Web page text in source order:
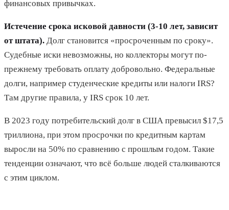
финансовых привычках.
Истечение срока исковой давности (3-10 лет, зависит
от штата). Долг становится «просроченным по сроку».
Судебные иски невозможны, но коллекторы могут по-
прежнему требовать оплату добровольно. Федеральные
долги, например студенческие кредиты или налоги IRS?
Там другие правила, у IRS срок 10 лет.
В 2023 году потребительский долг в США превысил $17,5
триллиона, при этом просрочки по кредитным картам
выросли на 50% по сравнению с прошлым годом. Такие
тенденции означают, что всё больше людей сталкиваются
с этим циклом.